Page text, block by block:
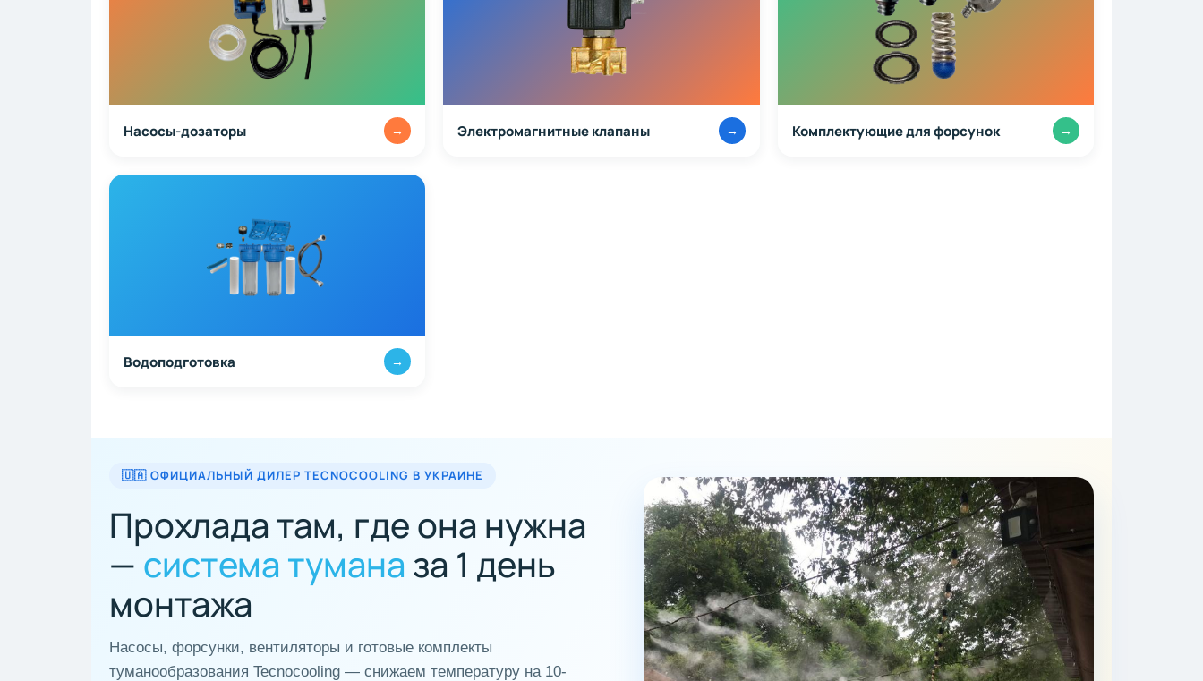
Насосы-дозаторы → Электромагнитные клапаны → Комплектующие для форсунок →
Водоподготовка →
🇺🇦 ОФИЦИАЛЬНЫЙ ДИЛЕР TECNOCOOLING В УКРАИНЕ
Прохлада там, где она нужна
— система тумана за 1 день
монтажа
Насосы, форсунки, вентиляторы и готовые комплекты
туманообразования Tecnocooling — снижаем температуру на 10-